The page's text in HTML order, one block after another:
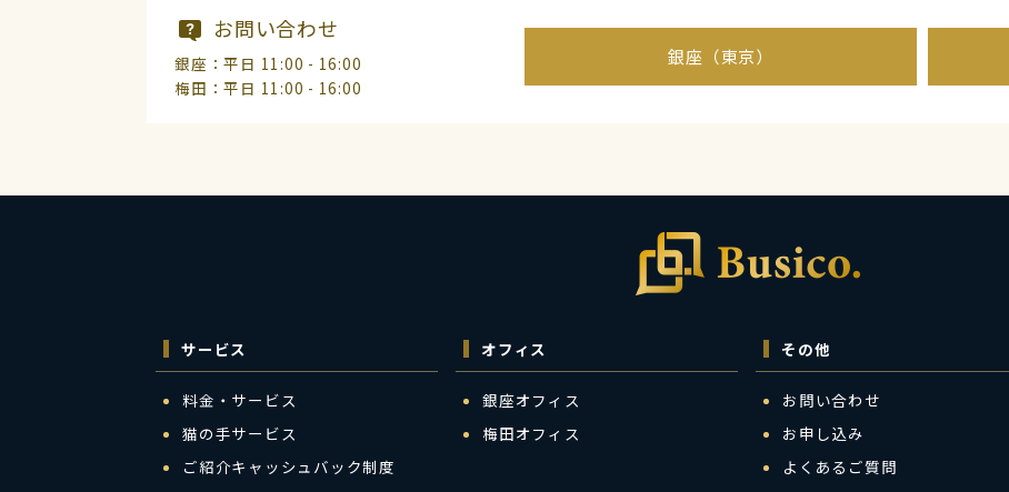
お問い合わせ
銀座：平日 11:00 - 16:00
梅田：平日 11:00 - 16:00
銀座（東京）
サービス
料金・サービス
猫の手サービス
ご紹介キャッシュバック制度
オフィス
銀座オフィス
梅田オフィス
その他
お問い合わせ
お申し込み
よくあるご質問